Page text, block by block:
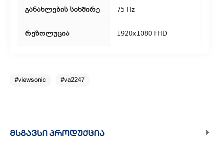
განახლების სიხშირე 75 Hz
რეზოლუცია 1920x1080 FHD
#viewsonic #va2247
ᲛᲡᲒᲐᲕᲡᲘ ᲞᲠᲝᲓᲣᲥᲪᲘᲐ